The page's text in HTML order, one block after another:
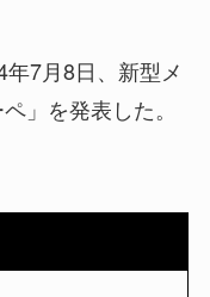
7月8日、新型メ
」を発表した。